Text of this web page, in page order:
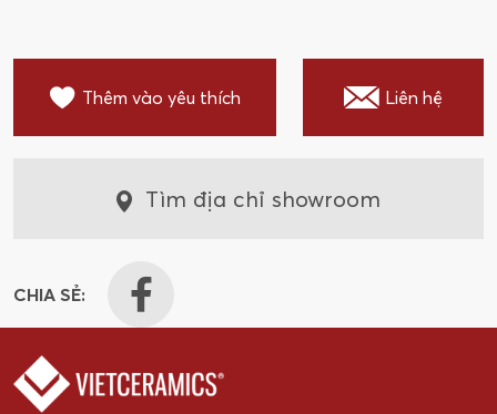
Thêm vào yêu thích Liên hệ
Tìm địa chỉ showroom
CHIA SẺ: